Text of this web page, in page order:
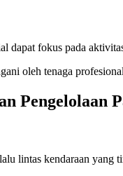
dapat fokus pada
oleh tenaga
Pengelolaan
lintas kendaraan yang